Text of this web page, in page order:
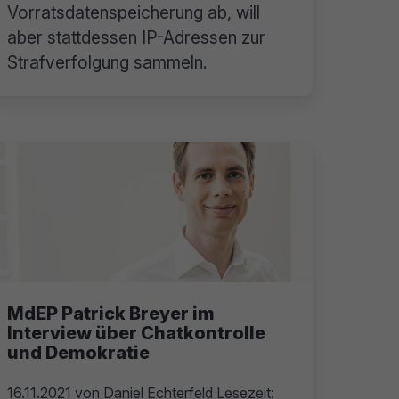
Vorratsdatenspeicherung ab, will
aber stattdessen IP-Adressen zur
Strafverfolgung sammeln.
MdEP Patrick Breyer im
Interview über Chatkontrolle
und Demokratie
16.11.2021 von Daniel Echterfeld Lesezeit: